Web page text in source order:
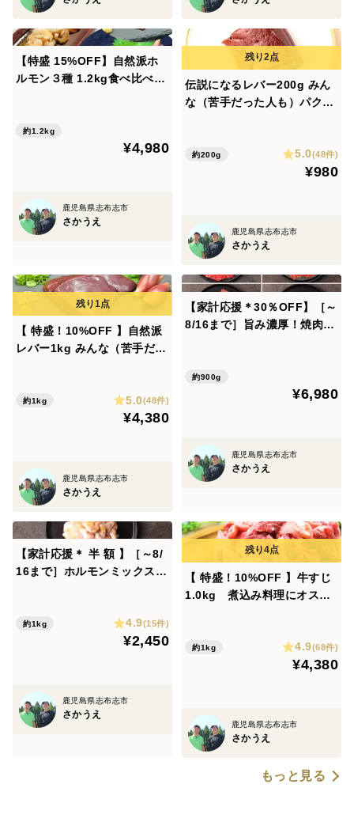
【特盛 15%OFF】自然派ホ
ルモン３種 1.2kg食べ比べセ
すめ》
約1.2kg
¥4,980
鹿児島県志布志市
さかうえ
伝説になるレバー200g みん
な（苦手だった人も）パクパ
約200g 5.0(48件)
¥980
鹿児島県志布志市
さかうえ
【 特盛！10%OFF 】自然派
レバー1kg みんな（苦手だっ
約1kg 5.0(48件)
¥4,380
鹿児島県志布志市
さかうえ
【家計応援＊30％OFF】［～
8/16まで］旨み濃厚！焼肉食
身・とうがらし・リブロー
ス・ホルモンミックス）自然
約900g
¥6,980
鹿児島県志布志市
さかうえ
【家計応援＊ 半 額 】［～8/
16まで］ホルモンミックス
約1kg 4.9(15件)
¥2,450
鹿児島県志布志市
さかうえ
【 特盛！10%OFF 】牛すじ
1.0kg 煮込み料理にオスス
約1kg 4.9(68件)
¥4,380
鹿児島県志布志市
さかうえ
もっと見る